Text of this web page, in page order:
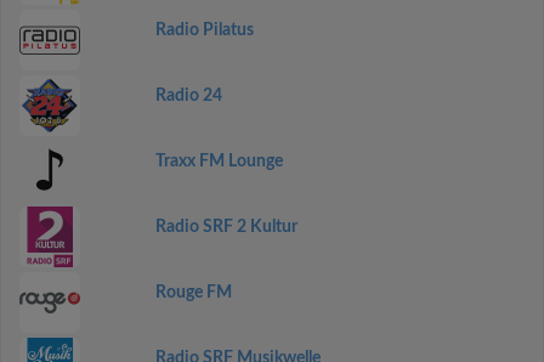
Radio Pilatus
Radio 24
Traxx FM Lounge
Radio SRF 2 Kultur
Rouge FM
Radio SRF Musikwelle